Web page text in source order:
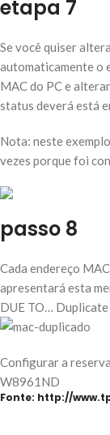
etapa 7
Se você quiser
automaticamente o
MAC do PC e
status deverá está
Nota: neste
vezes porque foi
passo 8
Cada endereço
apresentará esta
DUE TO… Duplicate
Configurar a
W8961ND
Fonte: http://